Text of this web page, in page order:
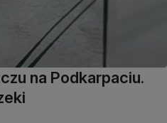
na Podkarpaciu.